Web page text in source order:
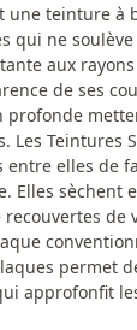
une teinture à
qui ne
aux rayons
de ses
profonde
Les Teintures
entre elles de
Elles sèchent
de
permet
approfonfit